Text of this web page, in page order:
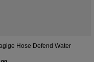
Hose Defend Water